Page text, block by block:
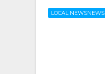
LOCAL NEWSNEWS